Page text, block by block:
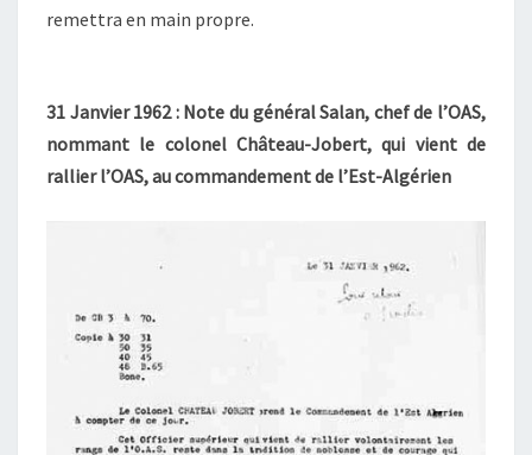
remettra en main propre.
31 Janvier 1962 : Note du général Salan, chef de l’OAS,
nommant le colonel Château-Jobert, qui vient de
rallier l’OAS, au commandement de l’Est-Algérien